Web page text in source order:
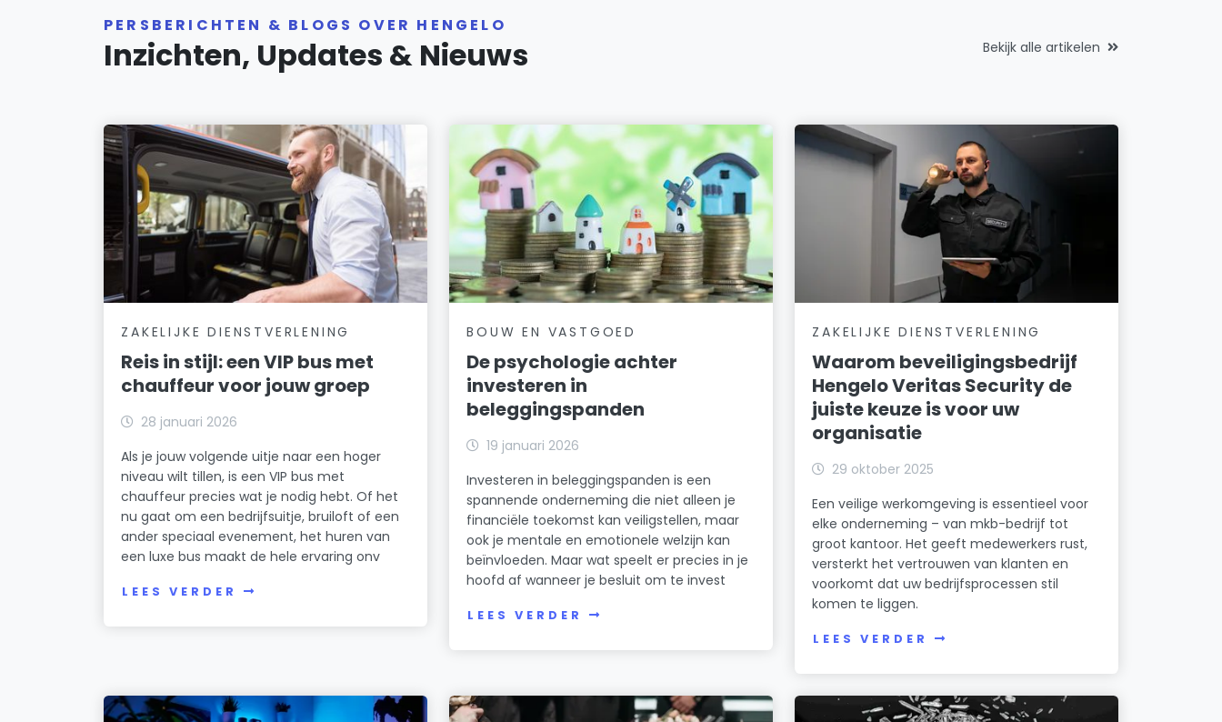
PERSBERICHTEN & BLOGS OVER HENGELO
Inzichten, Updates & Nieuws Bekijk alle artikelen
ZAKELIJKE DIENSTVERLENING
Reis in stijl: een VIP bus met
chauffeur voor jouw groep
28 januari 2026
Als je jouw volgende uitje naar een hoger
niveau wilt tillen, is een VIP bus met
chauffeur precies wat je nodig hebt. Of het
nu gaat om een bedrijfsuitje, bruiloft of een
ander speciaal evenement, het huren van
een luxe bus maakt de hele ervaring onv
LEES VERDER
BOUW EN VASTGOED
De psychologie achter
investeren in
beleggingspanden
19 januari 2026
Investeren in beleggingspanden is een
spannende onderneming die niet alleen je
financiële toekomst kan veiligstellen, maar
ook je mentale en emotionele welzijn kan
beïnvloeden. Maar wat speelt er precies in je
hoofd af wanneer je besluit om te invest
LEES VERDER
ZAKELIJKE DIENSTVERLENING
Waarom beveiligingsbedrijf
Hengelo Veritas Security de
juiste keuze is voor uw
organisatie
29 oktober 2025
Een veilige werkomgeving is essentieel voor
elke onderneming – van mkb-bedrijf tot
groot kantoor. Het geeft medewerkers rust,
versterkt het vertrouwen van klanten en
voorkomt dat uw bedrijfsprocessen stil
komen te liggen.
LEES VERDER